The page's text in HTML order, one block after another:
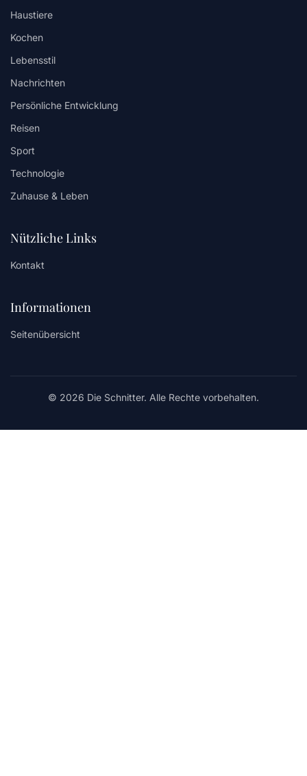
Haustiere
Kochen
Lebensstil
Nachrichten
Persönliche Entwicklung
Reisen
Sport
Technologie
Zuhause & Leben
Nützliche Links
Kontakt
Informationen
Seitenübersicht
© 2026 Die Schnitter. Alle Rechte vorbehalten.